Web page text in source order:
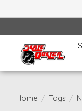
Home / Tags /